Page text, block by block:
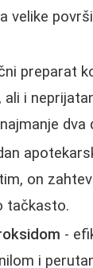
velike
preparat
i
on
tačkasto.
-
i